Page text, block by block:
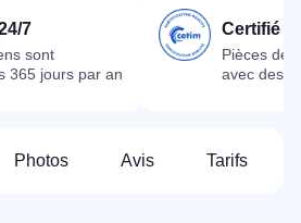
7
sont
365 jours par an
Certifié
Pièces
avec des
Photos Avis Tarifs